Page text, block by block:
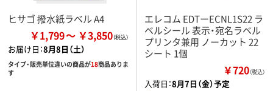
ヒサゴ 撥水紙ラベル A4
￥1,799 ￥3,850
お届け日：8月8日（土）
タイプ・販売単位違いの商品が18商品ありま
す
エレコム EDTーECNL1S22 ラ
ベルシール 表示・宛名ラベル
プリンタ兼用 ノーカット 22
シート 1個
￥720（税込）
入荷日：8月7日（金）予定